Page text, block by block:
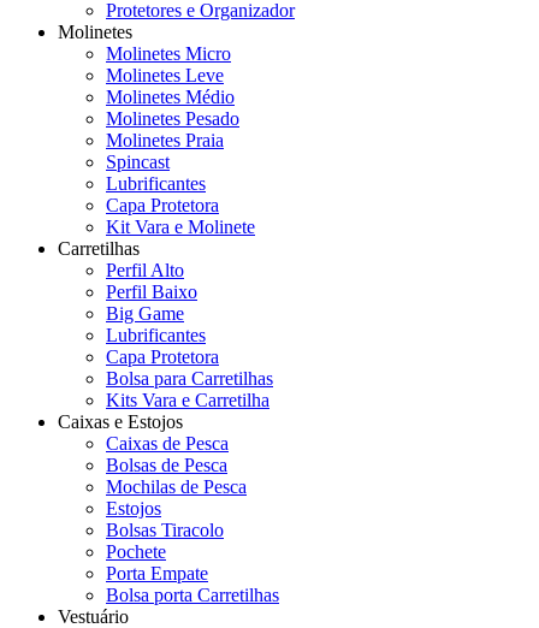
Protetores e Organizador
Molinetes
Molinetes Micro
Molinetes Leve
Molinetes Médio
Molinetes Pesado
Molinetes Praia
Spincast
Lubrificantes
Capa Protetora
Kit Vara e Molinete
Carretilhas
Perfil Alto
Perfil Baixo
Big Game
Lubrificantes
Capa Protetora
Bolsa para Carretilhas
Kits Vara e Carretilha
Caixas e Estojos
Caixas de Pesca
Bolsas de Pesca
Mochilas de Pesca
Estojos
Bolsas Tiracolo
Pochete
Porta Empate
Bolsa porta Carretilhas
Vestuário